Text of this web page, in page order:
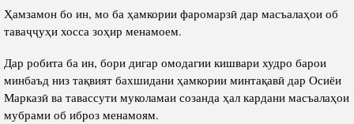
Ҳамзамон бо ин, мо ба ҳамкории фаромарзӣ дар масъалаҳои об
таваҷҷуҳи хосса зоҳир менамоем.
Дар робита ба ин, бори дигар омодагии кишвари худро барои
минбаъд низ тақвият бахшидани ҳамкории минтақавӣ дар Осиёи
Марказӣ ва тавассути муколамаи созанда ҳал кардани масъалаҳои
мубрами об иброз менамоям.